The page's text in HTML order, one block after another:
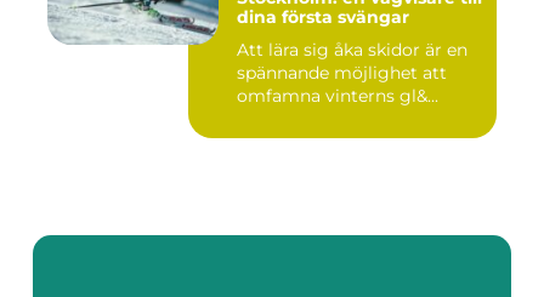
dina första svängar
Att lära sig åka skidor är en
spännande möjlighet att
omfamna vinterns gl&...